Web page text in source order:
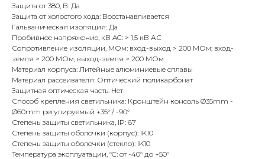
Защита от 380, В: Да
Защита от холостого хода: Восстанавливается
Гальваническая изоляция: Да
Пробивное напряжение, кВ AC: > 1,5 кВ АС
Сопротивление изоляции, МОм: вход-выход > 200 МОм; вход-
земля > 200 МОм; выход-земля > 200 МОм
Материал корпуса: Литейные алюминиевые сплавы
Материал рассеивателя: Оптический поликарбонат
Защитная оптическая часть: Нет
Способ крепления светильника: Кронштейн консоль Ø35mm -
Ø60mm регулируемый +35° / -90°
Степень защиты светильника, IP: 67
Степень защиты оболочки (корпус): IK10
Степень защиты оболочки (стекло): IK10
Температура эксплуатации, °C: от -40° до +50°